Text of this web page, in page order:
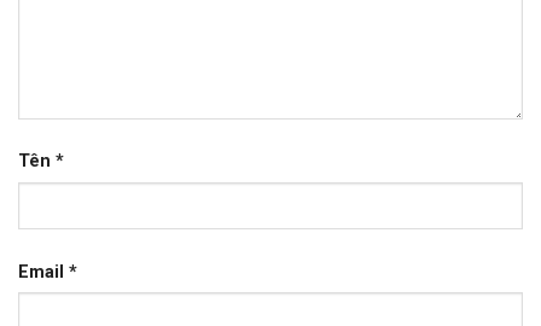
Tên *
Email *